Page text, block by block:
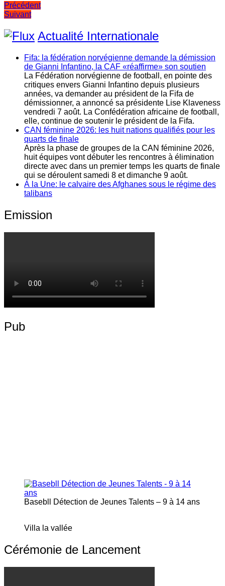
Navigation
de
l’article
Précédent
Suivant
Actualité Internationale
Fifa: la fédération norvégienne demande la démission
de Gianni Infantino, la CAF «réaffirme» son soutien
La Fédération norvégienne de football, en pointe des
critiques envers Gianni Infantino depuis plusieurs
années, va demander au président de la Fifa de
démissionner, a annoncé sa présidente Lise Klaveness
vendredi 7 août. La Confédération africaine de football,
elle, continue de soutenir le président de la Fifa.
CAN féminine 2026: les huit nations qualifiés pour les
quarts de finale
Après la phase de groupes de la CAN féminine 2026,
huit équipes vont débuter les rencontres à élimination
directe avec dans un premier temps les quarts de finale
qui se déroulent samedi 8 et dimanche 9 août.
À la Une: le calvaire des Afghanes sous le régime des
talibans
Emission
Pub
Basebll Détection de Jeunes Talents – 9 à 14 ans
Villa la vallée
Cérémonie de Lancement